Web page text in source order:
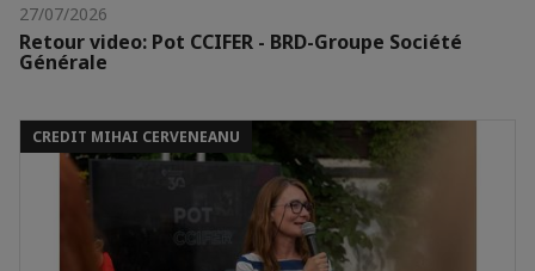
27/07/2026
Retour video: Pot CCIFER - BRD-Groupe Société
Générale
CREDIT MIHAI CERVENEANU